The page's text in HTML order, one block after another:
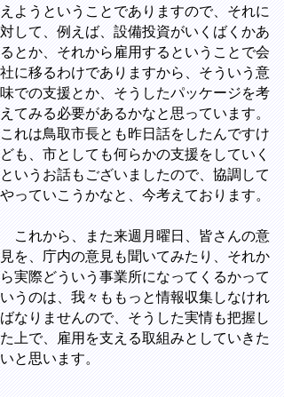
えようということでありますので、それに
対して、例えば、設備投資がいくばくかあ
るとか、それから雇用するということで会
社に移るわけでありますから、そういう意
味での支援とか、そうしたパッケージを考
えてみる必要があるかなと思っています。
これは鳥取市長とも昨日話をしたんですけ
ども、市としても何らかの支援をしていく
というお話もございましたので、協調して
やっていこうかなと、今考えております。
これから、また来週月曜日、皆さんの意
見を、庁内の意見も聞いてみたり、それか
ら実際どういう事業所になってくるかって
いうのは、我々ももっと情報収集しなけれ
ばなりませんので、そうした実情も把握し
た上で、雇用を支える取組みとしていきた
いと思います。